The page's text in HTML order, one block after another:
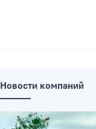
Новости компаний